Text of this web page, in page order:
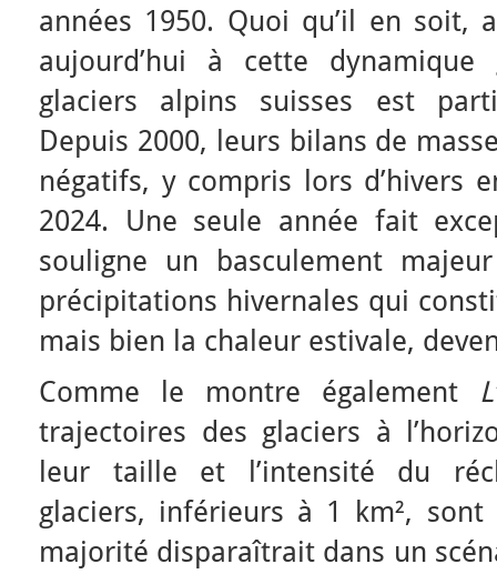
années 1950. Quoi qu’il en soit,
aujourd’hui à cette dynamique
glaciers alpins suisses est
Depuis 2000, leurs bilans de
négatifs, y compris lors d’hivers
2024. Une seule année fait
souligne un basculement
précipitations hivernales qui
mais bien la chaleur estivale,
Comme le montre également
trajectoires des glaciers à
leur taille et l’intensité du
glaciers, inférieurs à 1 km²,
majorité disparaîtrait dans un